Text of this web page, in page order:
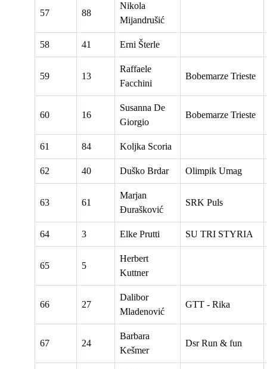
57 88
Nikola
Mijandrušić
58 41 Erni Šterle
59 13
Raffaele
Facchini
Bobemarze Trieste
60 16
Susanna De
Giorgio
Bobemarze Trieste
61 84 Koljka Scoria
62 40 Duško Brdar Olimpik Umag
63 61
Marjan
Đurašković
SRK Puls
64 3 Elke Prutti SU TRI STYRIA
65 5
Herbert
Kuttner
66 27
Dalibor
Mladenović
GTT - Rika
67 24
Barbara
Kešmer
Dsr Run & fun